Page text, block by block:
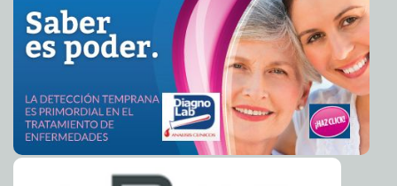
2011-03-18 17:15:44 Concluyen Mesas de Consulta sobre el Carnaval de
Mérida A7
2011-03-18 16:52:50 Mejoran el servicio de agua potable en Chicxulub
Pueblo A7
Construyen comedor en Seyé
2011-03-18 16:18:31 Reunión de productores en Seyé A7
2011-03-18 15:59:36 Continúan las mesas de atención para adultos
mayores en Seyé A7
2011-03-18 15:53:56 122 comunidades yucatecas enlazadas mediante Red
A7